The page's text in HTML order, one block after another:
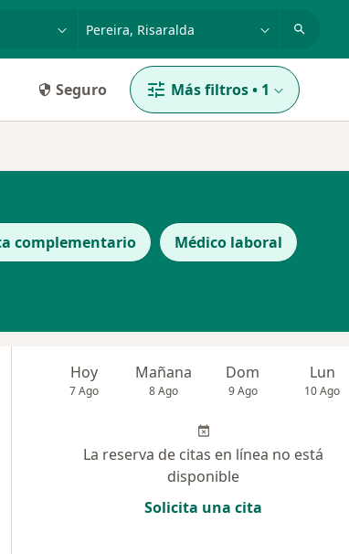
Seguro Más filtros• 1
complementario Médico laboral
Hoy
7 Ago
Mañana
8 Ago
Dom
9 Ago
Lun
10 Ago
La reserva de citas en línea no está
disponible
Solicita una cita